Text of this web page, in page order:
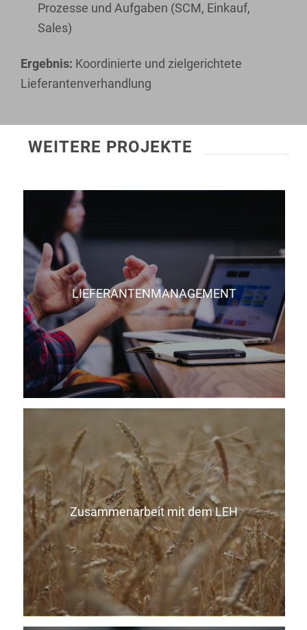
Prozesse und Aufgaben (SCM, Einkauf,
Sales)
Ergebnis: Koordinierte und zielgerichtete
Lieferantenverhandlung
WEITERE PROJEKTE
LIEFERANTENMANAGEMENT
Zusammenarbeit mit dem LEH